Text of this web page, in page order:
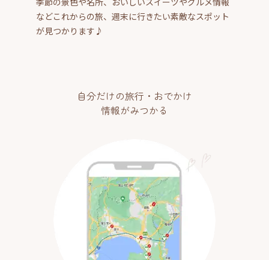
などこれからの旅、週末に行きたい素敵なスポット
が見つかります♪
自分だけの旅行・おでかけ
情報がみつかる